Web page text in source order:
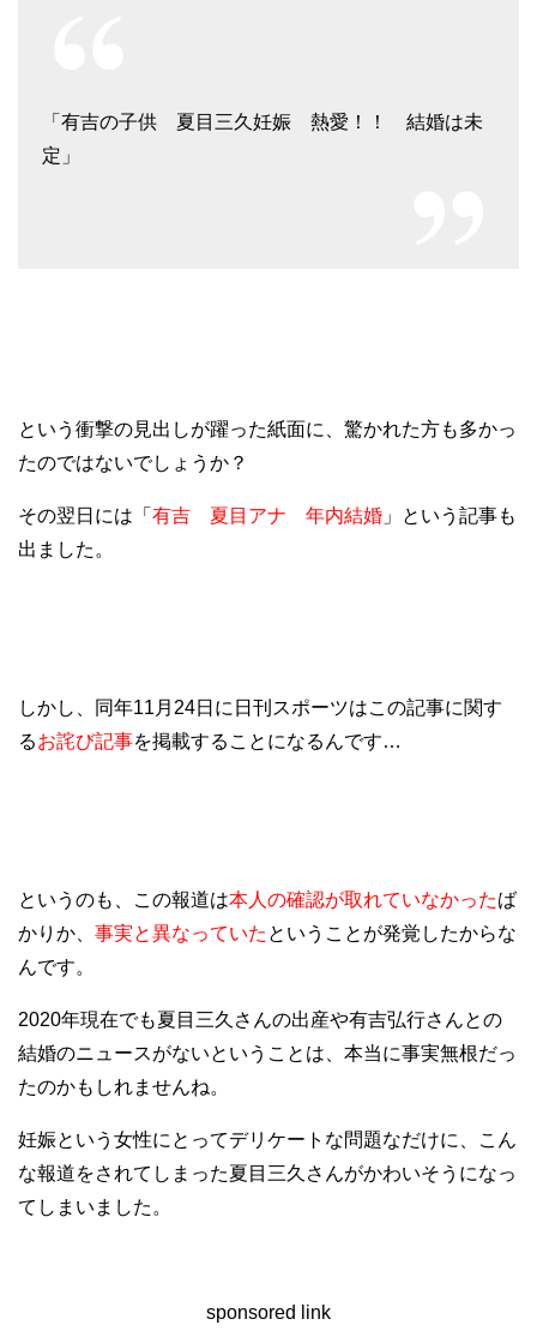
「有吉の子供 夏目三久妊娠 熱愛！！ 結婚は未
定」
という衝撃の見出しが躍った紙面に、驚かれた方も多かっ
たのではないでしょうか？
その翌日には「 有吉 夏目アナ 年内結婚 」という記事も
出ました。
しかし、同年11月24日に日刊スポーツはこの記事に関す
るお詫び記事を掲載することになるんです…
というのも、この報道は本人の確認が取れていなかったば
かりか、 事実と異なっていた ということが発覚したからな
んです。
2020年現在でも夏目三久さんの出産や有吉弘行さんとの
結婚のニュースがないということは、本当に事実無根だっ
たのかもしれませんね。
妊娠という女性にとってデリケートな問題なだけに、こん
な報道をされてしまった夏目三久さんがかわいそうになっ
てしまいました。
sponsored link